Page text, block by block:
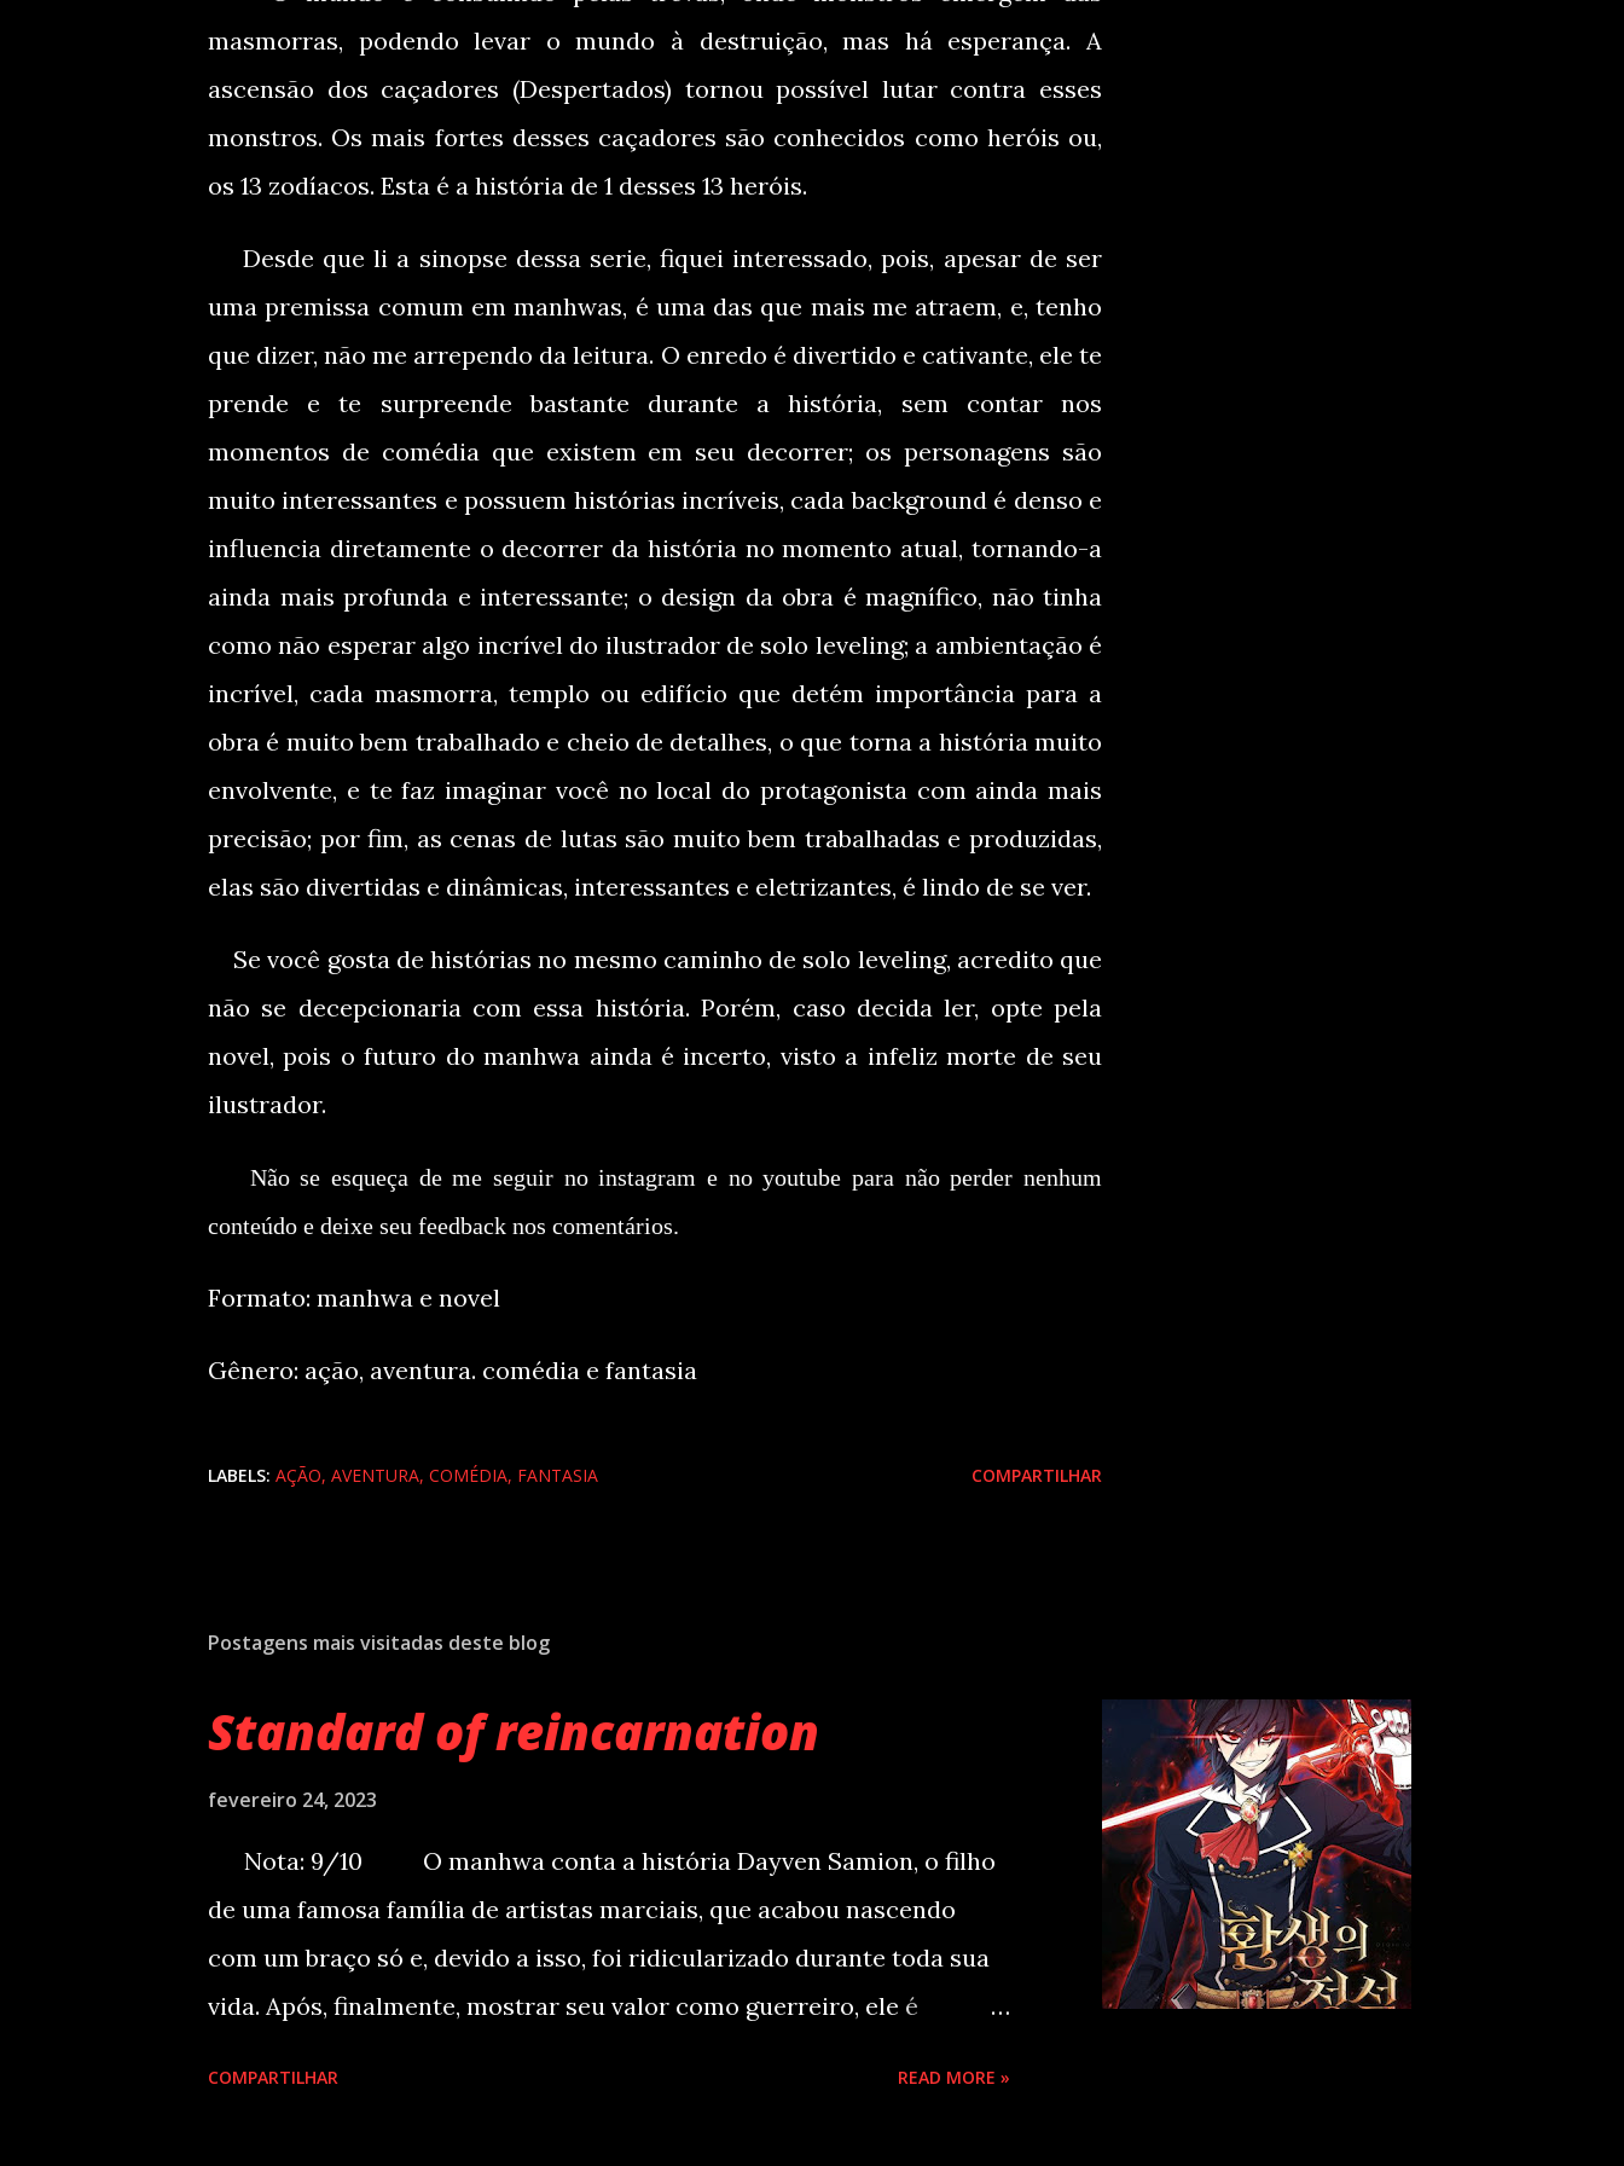
masmorras, podendo levar o mundo à destruição, mas há esperança. A
ascensão dos caçadores (Despertados) tornou possível lutar contra esses
monstros. Os mais fortes desses caçadores são conhecidos como heróis ou,
os 13 zodíacos. Esta é a história de 1 desses 13 heróis.
Desde que li a sinopse dessa serie, fiquei interessado, pois, apesar de ser
uma premissa comum em manhwas, é uma das que mais me atraem, e, tenho
que dizer, não me arrependo da leitura. O enredo é divertido e cativante, ele te
prende e te surpreende bastante durante a história, sem contar nos
momentos de comédia que existem em seu decorrer; os personagens são
muito interessantes e possuem histórias incríveis, cada background é denso e
influencia diretamente o decorrer da história no momento atual, tornando-a
ainda mais profunda e interessante; o design da obra é magnífico, não tinha
como não esperar algo incrível do ilustrador de solo leveling; a ambientação é
incrível, cada masmorra, templo ou edifício que detém importância para a
obra é muito bem trabalhado e cheio de detalhes, o que torna a história muito
envolvente, e te faz imaginar você no local do protagonista com ainda mais
precisão; por fim, as cenas de lutas são muito bem trabalhadas e produzidas,
elas são divertidas e dinâmicas, interessantes e eletrizantes, é lindo de se ver.
Se você gosta de histórias no mesmo caminho de solo leveling, acredito que
não se decepcionaria com essa história. Porém, caso decida ler, opte pela
novel, pois o futuro do manhwa ainda é incerto, visto a infeliz morte de seu
ilustrador.
Não se esqueça de me seguir no instagram e no youtube para não perder nenhum
conteúdo e deixe seu feedback nos comentários.
Formato: manhwa e novel
Gênero: ação, aventura. comédia e fantasia
LABELS: AÇÃO AVENTURA COMÉDIA FANTASIA COMPARTILHAR
Postagens mais visitadas deste blog
Standard of reincarnation
fevereiro 24, 2023
Nota: 9/10 O manhwa conta a história Dayven Samion, o filho
de uma famosa família de artistas marciais, que acabou nascendo
com um braço só e, devido a isso, foi ridicularizado durante toda sua
vida. Após, finalmente, mostrar seu valor como guerreiro, ele é
COMPARTILHAR READ MORE »